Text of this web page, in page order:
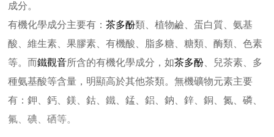
成分。
有機化學成分主要有：茶多酚類、植物鹼、蛋白質、氨基
酸、維生素、果膠素、有機酸、脂多糖、糖類、酶類、色素
等。而鐵觀音所含的有機化學成分，如茶多酚 、兒茶素、多
種氨基酸等含量，明顯高於其他茶類。無機礦物元素主要
有：鉀、鈣、鎂、鈷、鐵、錳、鋁、鈉、鋅、銅、氮、磷、
氟、碘、硒等。